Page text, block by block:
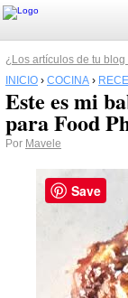
¿Los artículos de tu
INICIO › COCINA ›
Este es mi
para Food
Por Mavele
Save